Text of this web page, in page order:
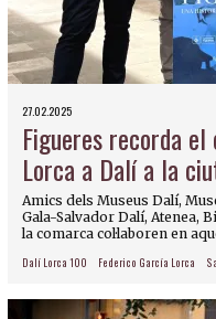
27.02.2025
Figueres recorda
Lorca a Dalí a la
Amics dels Museus Dalí,
Gala-Salvador Dalí, Atenea,
la comarca col·laboren en
Dalí Lorca 100 Federico García Lorca